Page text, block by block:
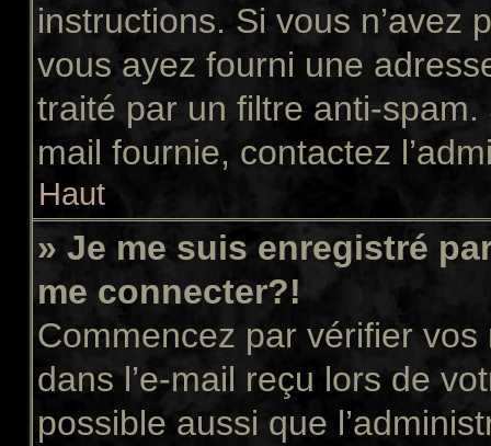
instructions. Si vous n’avez
vous ayez fourni une
traité par un filtre anti-spam.
mail fournie, contactez
Haut
» Je me suis enregistré
me connecter?!
Commencez par vérifier vos
dans l’e-mail reçu lors de
possible aussi que